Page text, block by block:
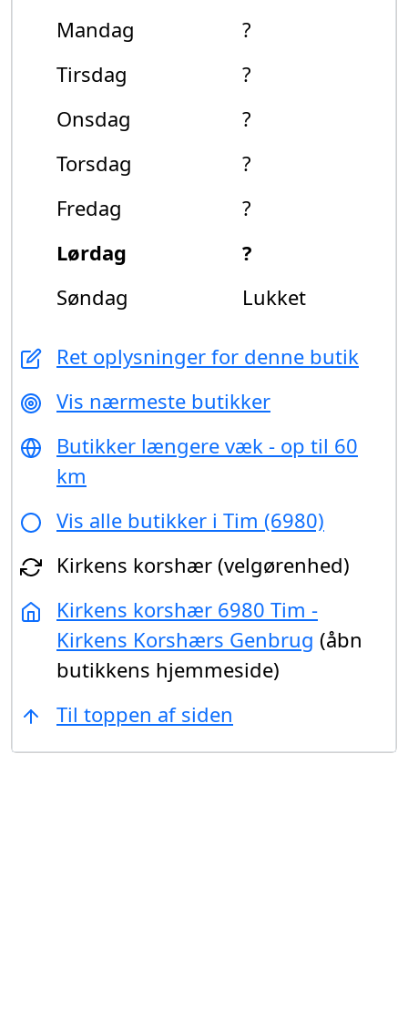
Mandag
?
Tirsdag
?
Onsdag
?
Torsdag
?
Fredag
?
Lørdag
?
Søndag
Lukket
Ret oplysninger for denne butik
Vis nærmeste butikker
Butikker længere væk - op til 60
km
Vis alle butikker i Tim (6980)
Kirkens korshær (velgørenhed)
Kirkens korshær 6980 Tim -
Kirkens Korshærs Genbrug (åbn
butikkens hjemmeside)
Til toppen af siden